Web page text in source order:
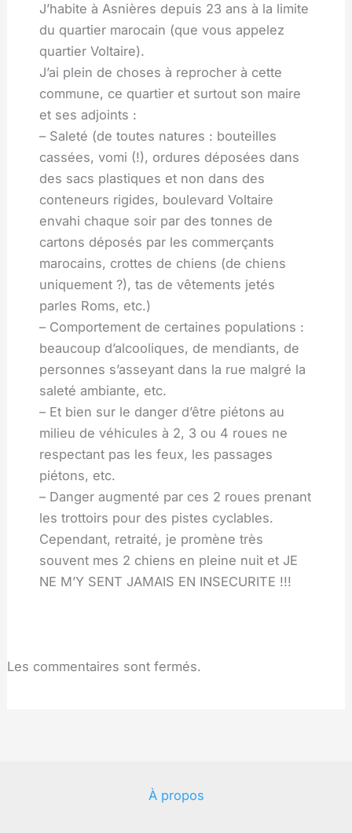
J’habite à Asnières depuis 23 ans à la limite
du quartier marocain (que vous appelez
quartier Voltaire).
J’ai plein de choses à reprocher à cette
commune, ce quartier et surtout son maire
et ses adjoints :
– Saleté (de toutes natures : bouteilles
cassées, vomi (!), ordures déposées dans
des sacs plastiques et non dans des
conteneurs rigides, boulevard Voltaire
envahi chaque soir par des tonnes de
cartons déposés par les commerçants
marocains, crottes de chiens (de chiens
uniquement ?), tas de vêtements jetés
parles Roms, etc.)
– Comportement de certaines populations :
beaucoup d’alcooliques, de mendiants, de
personnes s’asseyant dans la rue malgré la
saleté ambiante, etc.
– Et bien sur le danger d’être piétons au
milieu de véhicules à 2, 3 ou 4 roues ne
respectant pas les feux, les passages
piétons, etc.
– Danger augmenté par ces 2 roues prenant
les trottoirs pour des pistes cyclables.
Cependant, retraité, je promène très
souvent mes 2 chiens en pleine nuit et JE
NE M’Y SENT JAMAIS EN INSECURITE !!!
Les commentaires sont fermés.
À propos